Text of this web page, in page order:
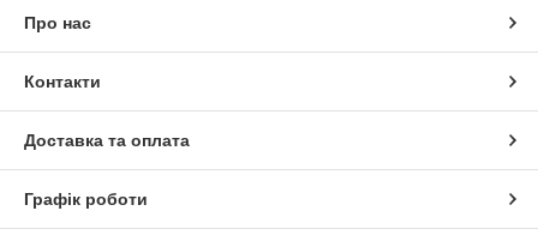
Про нас
Контакти
Доставка та оплата
Графік роботи